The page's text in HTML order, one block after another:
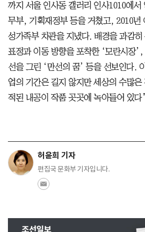
까지 서울 인사동 갤러리 인사1010에서
무부, 기획재정부 등을 거쳤고, 2010년
성가족부 차관을 지냈다. 배경을 과감히
표정과 이동 방향을 포착한 ‘모란시장’,
선을 그린 ‘만선의 꿈’ 등을 선보인다.
업의 기간은 길지 않지만 세상의 수많은
적된 내공이 작품 곳곳에 녹아들어 있다
허윤희 기자
편집국 문화부 기자입니다.